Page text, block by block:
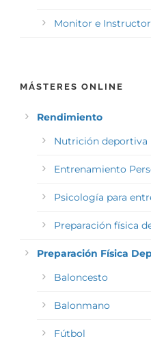
Monitor e
MÁSTERES ONLINE
Rendimiento
Nutrición deportiva
Entrenamiento
Psicología para
Preparación física
Preparación Física
Baloncesto
Balonmano
Fútbol